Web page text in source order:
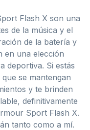
Flash X son una
de la música y el
de la batería y
en una elección
deportiva. Si estás
se mantengan
y te brinden
definitivamente
Sport Flash X.
tanto como a mí.